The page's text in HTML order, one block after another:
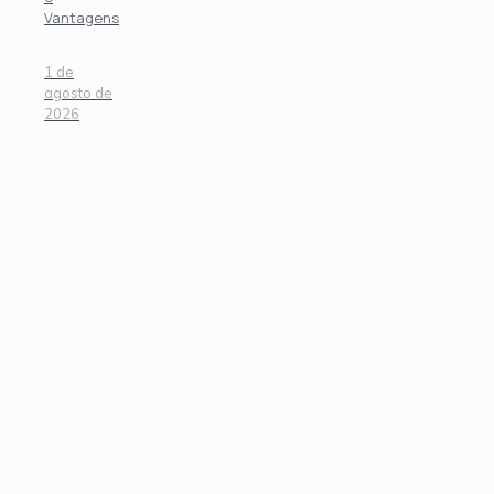
Vantagens
1 de
agosto de
2026